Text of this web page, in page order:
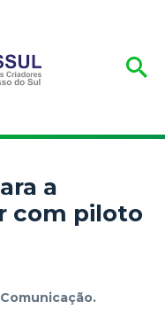
a
com piloto